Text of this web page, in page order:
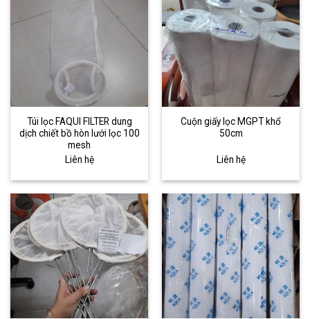
Túi lọc FAQUI FILTER dung
dịch chiết bồ hòn lưới lọc 100
mesh
Liên hệ
Cuộn giấy lọc MGPT khổ
50cm
Liên hệ